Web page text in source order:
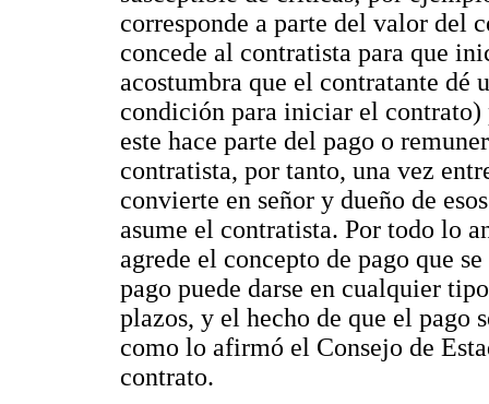
corresponde a parte del valor del
concede al contratista para que
acostumbra que el contratante
condición para iniciar el
este hace parte del pago o
contratista, por tanto, una vez
convierte en señor y dueño de
asume el contratista. Por todo lo
agrede el concepto de pago que
pago puede darse en cualquier
plazos, y el hecho de que el pago
como lo afirmó el Consejo de
contrato.